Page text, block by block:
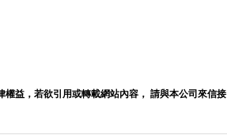
益，若欲引用或轉載網站內容， 請與本公司來信接